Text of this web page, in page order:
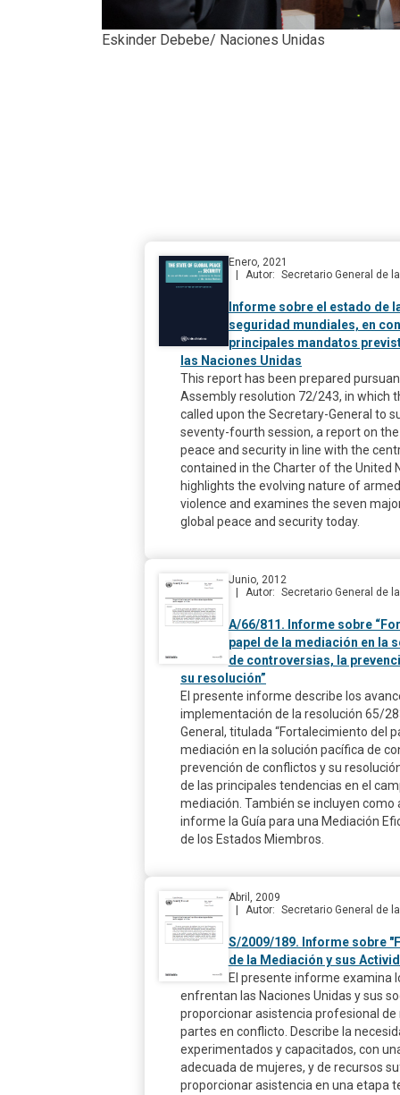
Eskinder Debebe/ Naciones Unidas
Enero, 2021
Autor
Secretario General de
Informe sobre el estado de
seguridad mundiales, en
principales mandatos
las Naciones Unidas
This report has been prepared
Assembly resolution 72/243, in which
called upon the Secretary-General to
seventy-fourth session, a report on
peace and security in line with the
contained in the Charter of the United
highlights the evolving nature of
violence and examines the seven
global peace and security today.
Junio, 2012
Autor
Secretario General de
A/66/811. Informe sobre
papel de la mediación en la
de controversias, la
su resolución”
El presente informe describe los
implementación de la resolución 65/
General, titulada “Fortalecimiento del
mediación en la solución pacífica de
prevención de conflictos y su
de las principales tendencias en el
mediación. También se incluyen como
informe la Guía para una Mediación
de los Estados Miembros.
Abril, 2009
Autor
Secretario General de
S/2009/189. Informe sobre
de la Mediación y sus
El presente informe examina
enfrentan las Naciones Unidas y sus
proporcionar asistencia profesional de
partes en conflicto. Describe la
experimentados y capacitados, con
adecuada de mujeres, y de recursos
proporcionar asistencia en una etapa